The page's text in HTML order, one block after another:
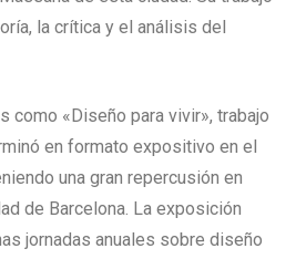
la crítica y el análisis del
como «Diseño para vivir», trabajo
en formato expositivo en el
una gran repercusión en
de Barcelona. La exposición
jornadas anuales sobre diseño